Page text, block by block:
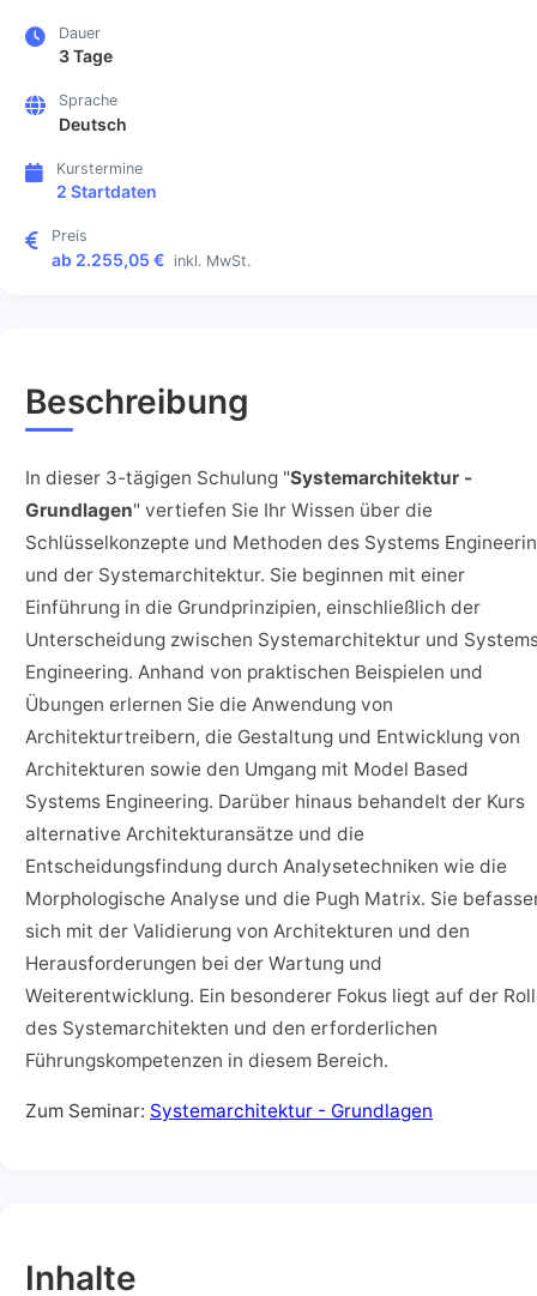
Dauer
3 Tage
Sprache
Deutsch
Kurstermine
2 Startdaten
Preis
ab 2.255,05 € inkl. MwSt.
Beschreibung
In dieser 3-tägigen Schulung "Systemarchitektur -
Grundlagen" vertiefen Sie Ihr Wissen über die
Schlüsselkonzepte und Methoden des Systems
und der Systemarchitektur. Sie beginnen mit einer
Einführung in die Grundprinzipien, einschließlich der
Unterscheidung zwischen Systemarchitektur und
Engineering. Anhand von praktischen Beispielen und
Übungen erlernen Sie die Anwendung von
Architekturtreibern, die Gestaltung und Entwicklung von
Architekturen sowie den Umgang mit Model Based
Systems Engineering. Darüber hinaus behandelt der Kurs
alternative Architekturansätze und die
Entscheidungsfindung durch Analysetechniken wie die
Morphologische Analyse und die Pugh Matrix. Sie
sich mit der Validierung von Architekturen und den
Herausforderungen bei der Wartung und
Weiterentwicklung. Ein besonderer Fokus liegt auf der
des Systemarchitekten und den erforderlichen
Führungskompetenzen in diesem Bereich.
Zum Seminar: Systemarchitektur - Grundlagen
Inhalte